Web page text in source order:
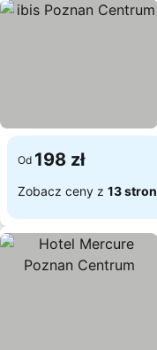
Od 198 zł
Zobacz ceny z 13 stron